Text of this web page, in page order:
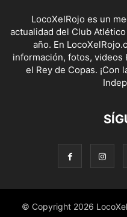
LocoXelRojo es un
actualidad del Club
año. En
información, fotos, videos
el Rey de Copas. ¡Con
© Copyright 2026